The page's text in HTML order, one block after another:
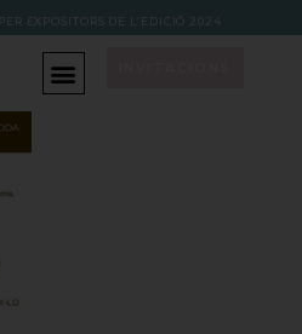
EXPOSITORS DE L’EDICIÓ 202 4